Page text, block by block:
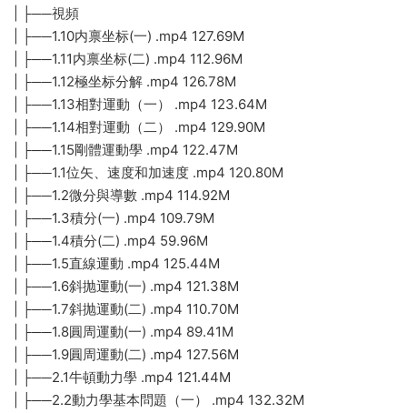
| ├──視頻
| ├──1.10内禀坐标(一) .mp4 127.69M
| ├──1.11内禀坐标(二) .mp4 112.96M
| ├──1.12極坐标分解 .mp4 126.78M
| ├──1.13相對運動（一） .mp4 123.64M
| ├──1.14相對運動（二） .mp4 129.90M
| ├──1.15剛體運動學 .mp4 122.47M
| ├──1.1位矢、速度和加速度 .mp4 120.80M
| ├──1.2微分與導數 .mp4 114.92M
| ├──1.3積分(一) .mp4 109.79M
| ├──1.4積分(二) .mp4 59.96M
| ├──1.5直線運動 .mp4 125.44M
| ├──1.6斜抛運動(一) .mp4 121.38M
| ├──1.7斜抛運動(二) .mp4 110.70M
| ├──1.8圓周運動(一) .mp4 89.41M
| ├──1.9圓周運動(二) .mp4 127.56M
| ├──2.1牛頓動力學 .mp4 121.44M
| ├──2.2動力學基本問題（一） .mp4 132.32M